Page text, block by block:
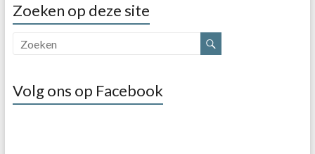
Zoeken op deze site
Volg ons op Facebook